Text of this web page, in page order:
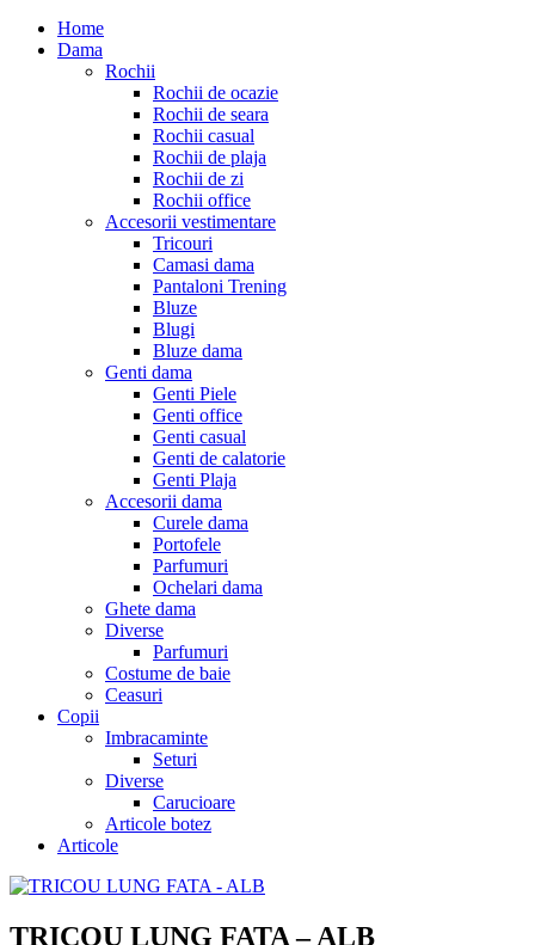
Home
Dama
Rochii
Rochii de ocazie
Rochii de seara
Rochii casual
Rochii de plaja
Rochii de zi
Rochii office
Accesorii vestimentare
Tricouri
Camasi dama
Pantaloni Trening
Bluze
Blugi
Bluze dama
Genti dama
Genti Piele
Genti office
Genti casual
Genti de calatorie
Genti Plaja
Accesorii dama
Curele dama
Portofele
Parfumuri
Ochelari dama
Ghete dama
Diverse
Parfumuri
Costume de baie
Ceasuri
Copii
Imbracaminte
Seturi
Diverse
Carucioare
Articole botez
Articole
TRICOU LUNG FATA – ALB